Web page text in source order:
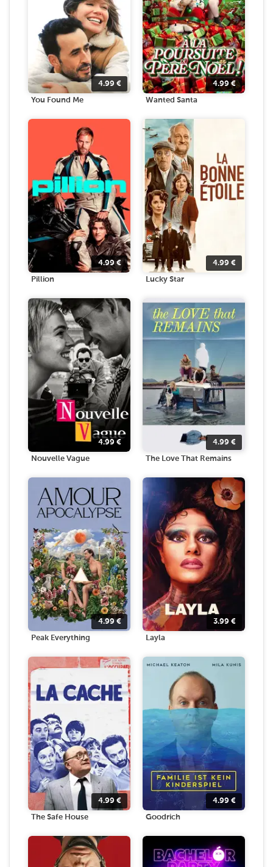
4.99 €
You Found Me
4.99€
Wanted Santa
4.99€
Pillion
4.99 €
Lucky Star
4.99 €
Nouvelle Vague
4.99 €
The Love That Remains
4.99€
Peak Everything
3.99 €
Layla
4.99 €
The Safe House
4.99 €
Goodrich